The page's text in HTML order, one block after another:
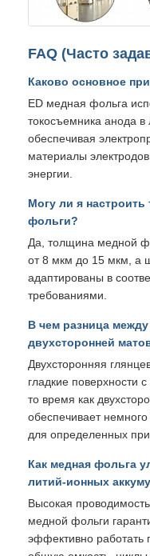
FAQ (Часто
Каково основное
ED медная фольга
токосъемника анода в
обеспечивая
материалы
энергии.
Могу ли я
фольги?
Да, толщина медной
от 8 мкм до 15 мкм, а
адаптированы в
требованиями.
В чем разница
двухсторонней
Двухсторонняя
гладкие поверхности
то время как
обеспечивает
для определенных
Как медная фольга
литий-ионных
Высокая
медной фольги
эффективно работать